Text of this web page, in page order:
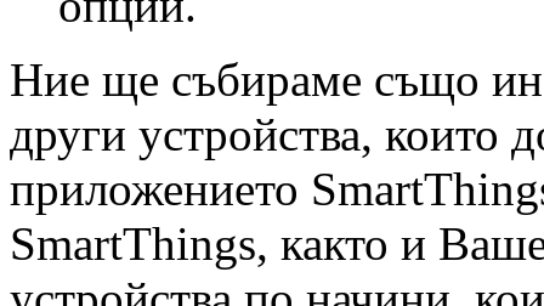
Ние ще събираме също
други устройства, които
приложението
SmartThings, както и